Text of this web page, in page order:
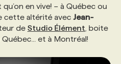
en vive! – à Québec ou
cette altérité avec Jean-
de Studio Élément , boite
et à Montréal!